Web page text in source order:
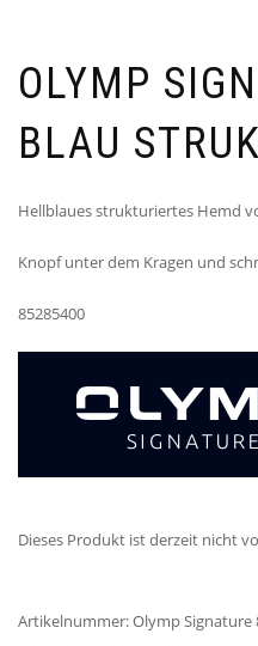
OLYMP
BLAU
Hellblaues strukturiertes Hemd
Knopf unter dem Kragen und
85285400
Dieses Produkt ist derzeit nicht
Artikelnummer:Olymp Signature